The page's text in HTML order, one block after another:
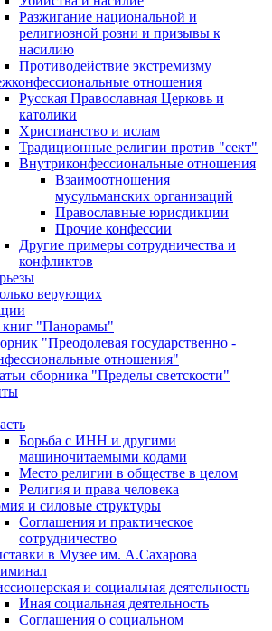
Разжигание национальной и
религиозной розни и призывы к
насилию
Противодействие экстремизму
отношения
Русская Православная Церковь и
католики
Христианство и ислам
Традиционные религии против "сект"
Внутриконфессиональные отношения
Взаимоотношения
мусульманских организаций
Православные юрисдикции
Прочие конфессии
Другие примеры сотрудничества и
конфликтов
верующих
книг "Панорамы"
"Преодолевая государственно -
отношения"
сборника "Пределы светскости"
Борьба с ИНН и другими
машиночитаемыми кодами
Место религии в обществе в целом
Религия и права человека
и силовые структуры
Соглашения и практическое
сотрудничество
в Музее им. А.Сахарова
и социальная деятельность
Иная социальная деятельность
Соглашения о социальном